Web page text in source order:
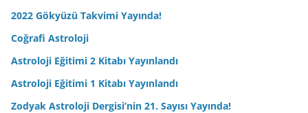
2022 Gökyüzü Takvimi Yayında!
Coğrafi Astroloji
Astroloji Eğitimi 2 Kitabı Yayınlandı
Astroloji Eğitimi 1 Kitabı Yayınlandı
Zodyak Astroloji Dergisi’nin 21. Sayısı Yayında!